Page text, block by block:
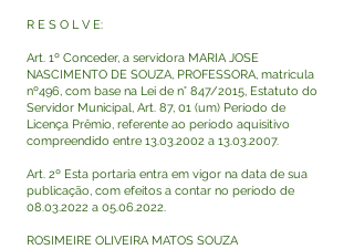
R E S O L V E:
Art. 1º Conceder, a servidora MARIA JOSE
NASCIMENTO DE SOUZA, PROFESSORA, matricula
nº496, com base na Lei de n° 847/2015, Estatuto do
Servidor Municipal, Art. 87, 01 (um) Período de
Licença Prêmio, referente ao período aquisitivo
compreendido entre 13.03.2002 a 13.03.2007.
Art. 2º Esta portaria entra em vigor na data de sua
publicação, com efeitos a contar no período de
08.03.2022 a 05.06.2022.
ROSIMEIRE OLIVEIRA MATOS SOUZA